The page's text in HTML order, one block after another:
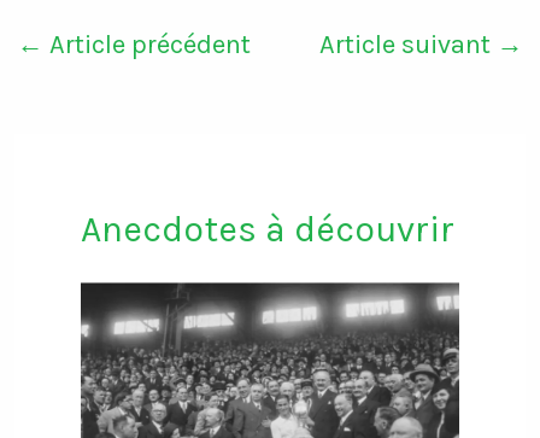
← Article précédent Article suivant →
Anecdotes à découvrir